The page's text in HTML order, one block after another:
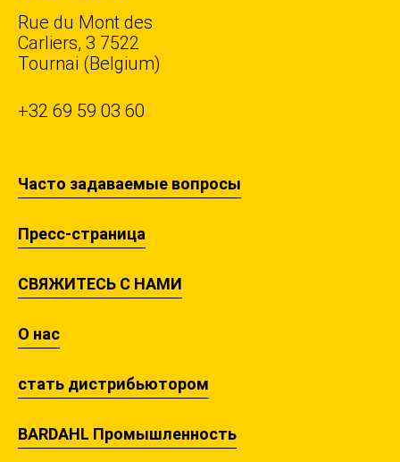
Rue du Mont des
Carliers, 3 7522
Tournai (Belgium)
+32 69 59 03 60
Часто задаваемые вопросы
Пресс-страница
СВЯЖИТЕСЬ С НАМИ
О нас
стать дистрибьютором
BARDAHL Промышленность